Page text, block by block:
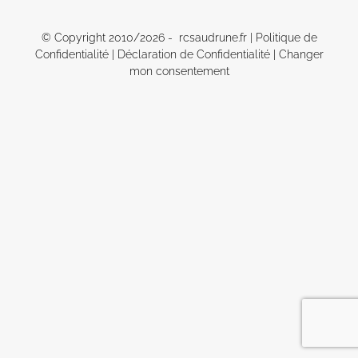
© Copyright 2010/2026 - rcsaudrune.fr |
Politique de
Confidentialité| Déclaration de Confidentialité| Changer
mon consentement